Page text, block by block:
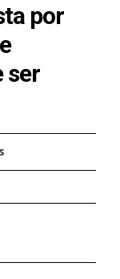
por
ser